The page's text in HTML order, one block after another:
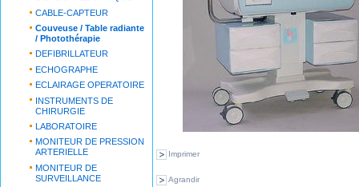
CABLE-CAPTEUR
Couveuse / Table radiante
/ Photothérapie
DEFIBRILLATEUR
ECHOGRAPHE
ECLAIRAGE OPERATOIRE
INSTRUMENTS DE
CHIRURGIE
LABORATOIRE
MONITEUR DE PRESSION
ARTERIELLE
MONITEUR DE
SURVEILLANCE
Imprimer
Agrandir